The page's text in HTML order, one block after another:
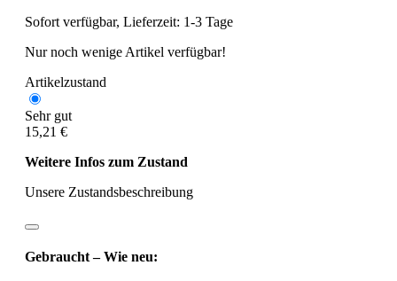
Sofort verfügbar, Lieferzeit: 1-3 Tage
Nur noch wenige Artikel verfügbar!
Artikelzustand
Sehr gut
15,21 €
Weitere Infos zum Zustand
Unsere Zustandsbeschreibung
Gebraucht – Wie neu: